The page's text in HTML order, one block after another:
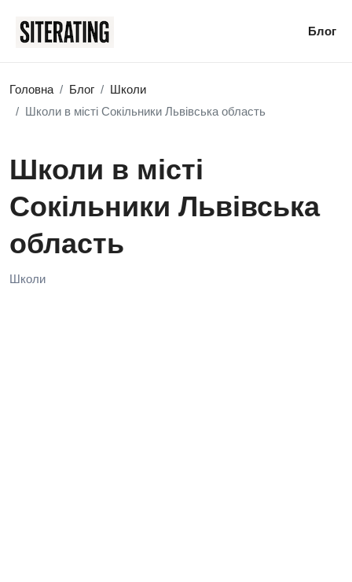
Блог
Головна Блог
Школи
Школи в місті Сокільники Львівська область
Школи в місті
Сокільники Львівська
область
Школи